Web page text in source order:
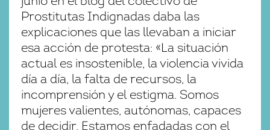
Prostitutas Indignadas daba las
explicaciones que las llevaban a iniciar
esa acción de protesta: «La situación
actual es insostenible, la violencia vivida
día a día, la falta de recursos, la
incomprensión y el estigma. Somos
mujeres valientes, autónomas, capaces
de decidir. Estamos enfadadas con el